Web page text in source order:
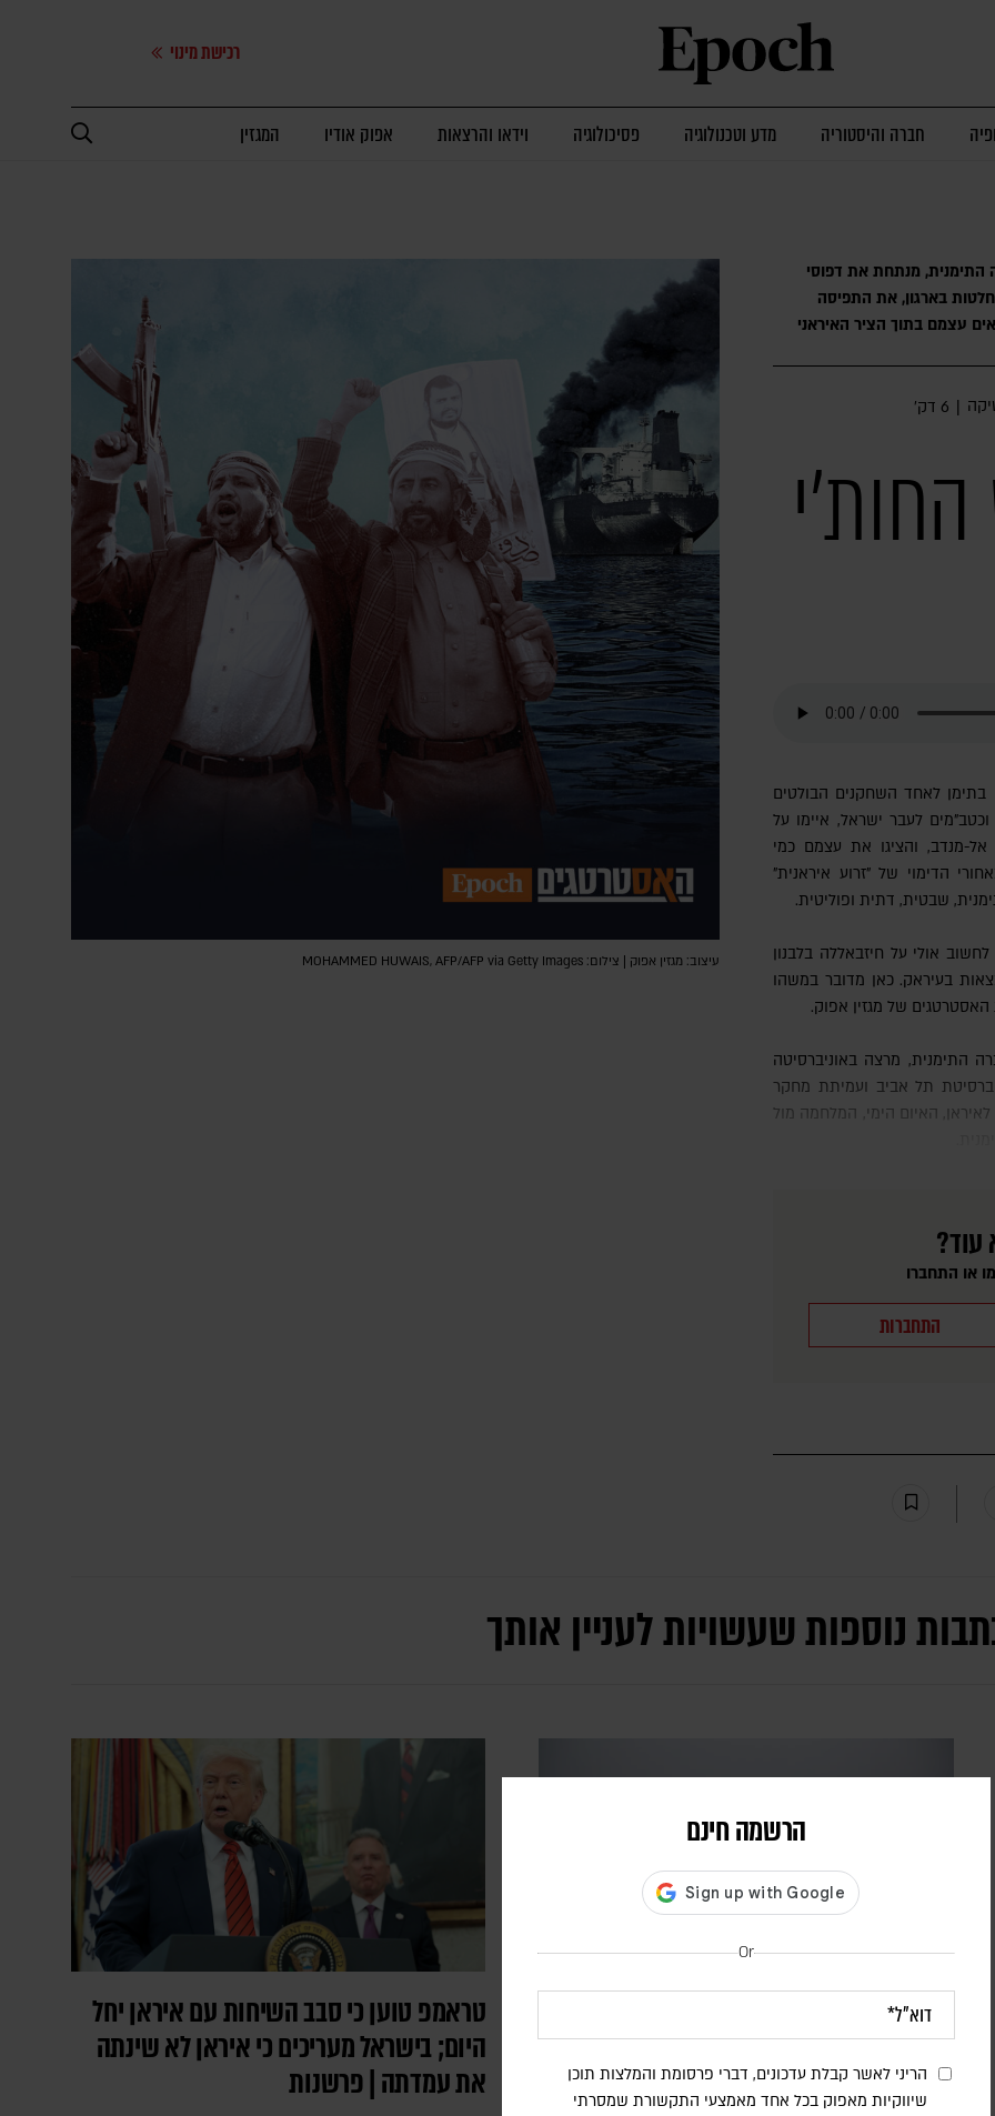
רכישת מינוי
חברה והיסטוריה מדע וטכנולוגיה פסיכולוגיה וידאו והרצאות אפוק אודיו המגזין
הרשמה חינם
Or
הריני לאשר קבלת עדכונים, דברי פרסומת והמלצות תוכן
שיווקיות מאפוק בכל אחד מאמצעי התקשורת שמסרתי
התימנית, מנתחת את דפוסי
בארגון, את התפיסה
עצמם בתוך הציר האיראני
| 6 דק׳
בתימן לאחד השחקנים הבולטים
לעבר ישראל, איימו על
מנדב, והציגו את עצמם כמי
הדימוי של "זרוע איראנית"
שבטית, דתית ופוליטית.
אולי על חיזבאללה בלבנון
בעיראק. כאן מדובר במשהו
האסטרטגים של מגזין אפוק.
תל אביב ועמיתת מחקר
האיום הימי, המלחמה מול
עוד?
או התחברו
התחברות
עיצוב: מגזין אפוק | צילום: MOHAMMED HUWAIS, AFP/AFP via Getty Images
נוספות שעשויות לעניין אותך
המערכה הכלכלית נגד איראן נכנסת למבחן |
פרשנות
יוני בן מנחם
טראמפ טוען כי סבב השיחות עם איראן יחל
היום; בישראל מעריכים כי איראן לא שינתה
את עמדתה | פרשנות